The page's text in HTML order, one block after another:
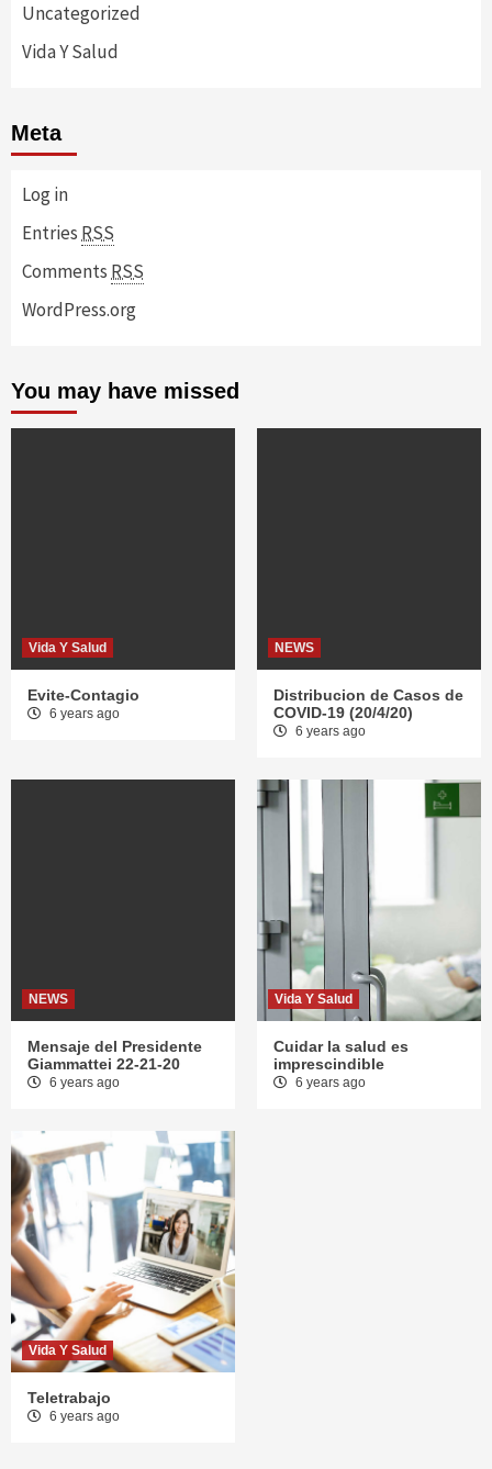
Uncategorized
Vida Y Salud
Meta
Log in
Entries RSS
Comments RSS
WordPress.org
You may have missed
Vida Y Salud
Evite-Contagio
6 years ago
NEWS
Distribucion de Casos de
COVID-19 (20/4/20)
6 years ago
NEWS
Mensaje del Presidente
Giammattei 22-21-20
6 years ago
Vida Y Salud
Cuidar la salud es
imprescindible
6 years ago
Vida Y Salud
Teletrabajo
6 years ago